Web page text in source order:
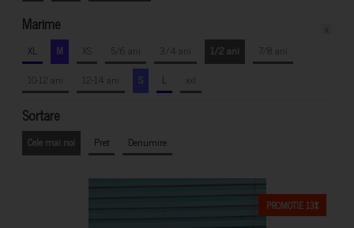
Marime
XL M XS 5/6 ani 3/4 ani 1/2 ani
7/8 ani
10-12 ani
12-14 ani S L xxl
Sortare
Cele mai noi Pret Denumire
PROMOTIE 13%